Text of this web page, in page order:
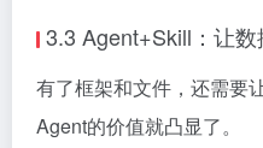
3.3 Agent+Skill：让
有了框架和文件，还需要
Agent的价值就凸显了。